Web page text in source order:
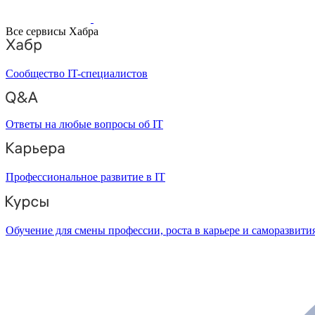
Все сервисы Хабра
Сообщество IT-специалистов
Ответы на любые вопросы об IT
Профессиональное развитие в IT
Обучение для смены профессии, роста в карьере и